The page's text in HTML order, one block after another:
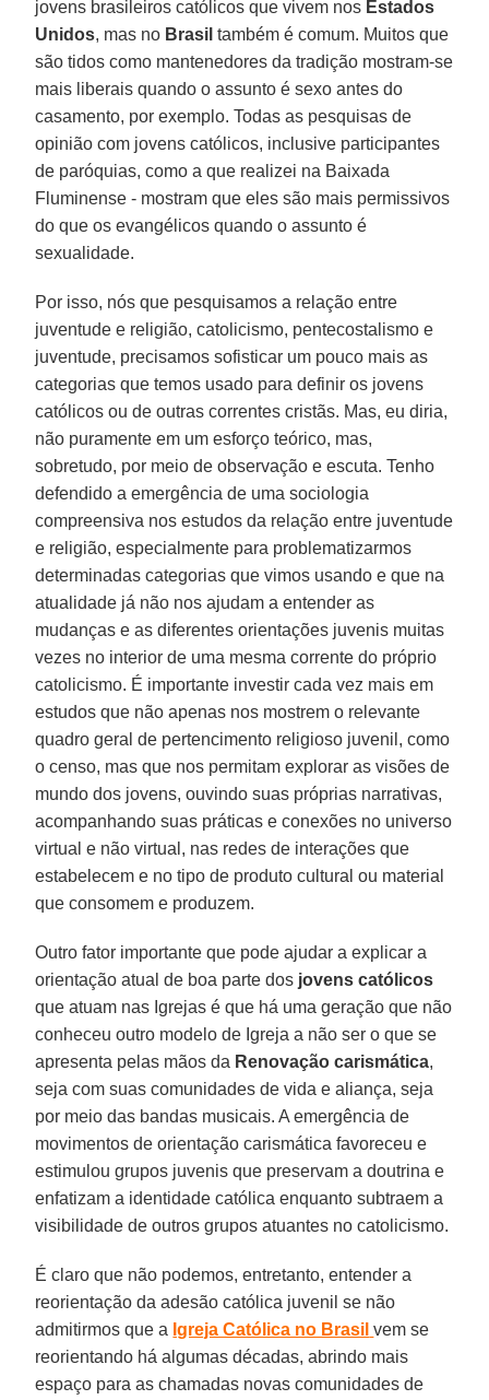
jovens brasileiros católicos que vivem nos Estados
Unidos, mas no Brasil também é comum. Muitos que
são tidos como mantenedores da tradição mostram-se
mais liberais quando o assunto é sexo antes do
casamento, por exemplo. Todas as pesquisas de
opinião com jovens católicos, inclusive participantes
de paróquias, como a que realizei na Baixada
Fluminense - mostram que eles são mais permissivos
do que os evangélicos quando o assunto é
sexualidade.
Por isso, nós que pesquisamos a relação entre
juventude e religião, catolicismo, pentecostalismo e
juventude, precisamos sofisticar um pouco mais as
categorias que temos usado para definir os jovens
católicos ou de outras correntes cristãs. Mas, eu diria,
não puramente em um esforço teórico, mas,
sobretudo, por meio de observação e escuta. Tenho
defendido a emergência de uma sociologia
compreensiva nos estudos da relação entre juventude
e religião, especialmente para problematizarmos
determinadas categorias que vimos usando e que na
atualidade já não nos ajudam a entender as
mudanças e as diferentes orientações juvenis muitas
vezes no interior de uma mesma corrente do próprio
catolicismo. É importante investir cada vez mais em
estudos que não apenas nos mostrem o relevante
quadro geral de pertencimento religioso juvenil, como
o censo, mas que nos permitam explorar as visões de
mundo dos jovens, ouvindo suas próprias narrativas,
acompanhando suas práticas e conexões no universo
virtual e não virtual, nas redes de interações que
estabelecem e no tipo de produto cultural ou material
que consomem e produzem.
Outro fator importante que pode ajudar a explicar a
orientação atual de boa parte dos jovens católicos
que atuam nas Igrejas é que há uma geração que não
conheceu outro modelo de Igreja a não ser o que se
apresenta pelas mãos da Renovação carismática,
seja com suas comunidades de vida e aliança, seja
por meio das bandas musicais. A emergência de
movimentos de orientação carismática favoreceu e
estimulou grupos juvenis que preservam a doutrina e
enfatizam a identidade católica enquanto subtraem a
visibilidade de outros grupos atuantes no catolicismo.
É claro que não podemos, entretanto, entender a
reorientação da adesão católica juvenil se não
admitirmos que a Igreja Católica no Brasil vem se
reorientando há algumas décadas, abrindo mais
espaço para as chamadas novas comunidades de